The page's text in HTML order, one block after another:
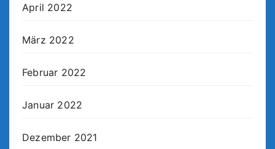
April 2022
März 2022
Februar 2022
Januar 2022
Dezember 2021